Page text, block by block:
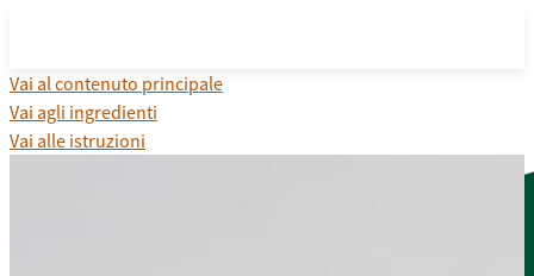
Vai al contenuto principale
Vai agli ingredienti
Vai alle istruzioni